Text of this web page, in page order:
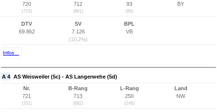
720
(715)
712
(681)
93
(89)
BY
DTV
69.862
SV
7.126
(10,2%)
BPL
VB
Infos...
A 4 AS Weisweiler (5c) - AS Langerwehe (5d)
Nr.
721
(351)
B-Rang
713
(682)
L-Rang
250
(246)
Land
NW